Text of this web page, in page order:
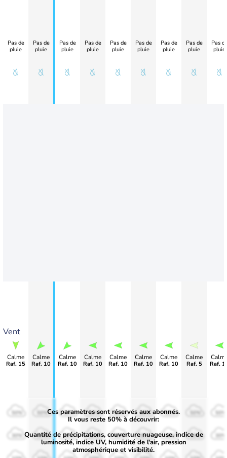
Vent
Pas de
pluie
Calme
Raf. 15
Pas de
pluie
Calme
Raf. 10
Pas de
pluie
Calme
Raf. 10
Pas de
pluie
Calme
Raf. 10
Pas de
pluie
Calme
Raf. 10
Pas de
pluie
Calme
Raf. 10
Pas de
pluie
Calme
Raf. 10
Pas de
pluie
Calme
Raf. 5
Pas
pluie
Raf.
50%
30%
50%
30%
50%
30%
50%
30%
50%
30%
50%
30%
50%
30% 30% 30%
Ces paramètres sont réservés aux abonnés.
Il vous reste 50% à découvrir:
Quantité de précipitations, couverture nuageuse, indice de
luminosité, indice UV, humidité de l'air, pression
atmosphérique et visibilité.